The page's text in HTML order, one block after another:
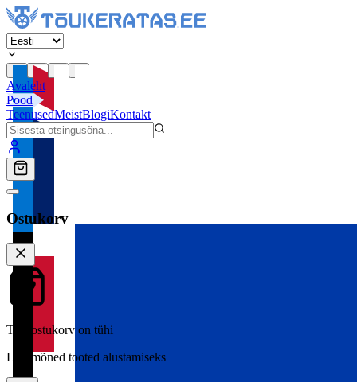
Avaleht
Pood
TeenusedMeistBlogiKontakt
Ostukorv
Teie ostukorv on tühi
Lisa mõned tooted alustamiseks